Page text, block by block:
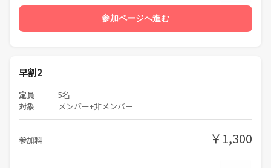
参加ページへ進む
早割2
定員 5名
対象
メンバー+非メンバー
参加料 ￥1,300